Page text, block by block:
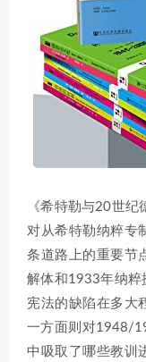
《希特勒与20世
对从希特勒纳粹专
条道路上的重要节
解体和1933年纳粹
宪法的缺陷在多大
一方面则对1948/
中吸取了哪些教训